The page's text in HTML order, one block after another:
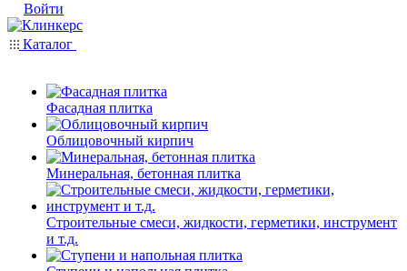
Войти
Каталог
Фасадная плитка
Облицовочный кирпич
Минеральная, бетонная плитка
Строительные смеси, жидкости, герметики, инструмент
и т.д.